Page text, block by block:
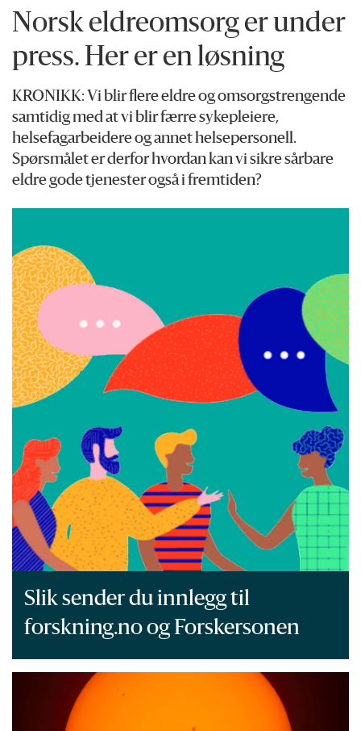
Norsk eldreomsorg er under
press. Her er en løsning
KRONIKK: Vi blir flere eldre og omsorgstrengende
samtidig med at vi blir færre sykepleiere,
helsefagarbeidere og annet helsepersonell.
Spørsmålet er derfor hvordan kan vi sikre sårbare
eldre gode tjenester også i fremtiden?
Slik sender du innlegg til
forskning.no og Forskersonen